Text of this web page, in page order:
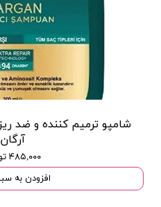
شامپو ترمیم کننده و ضد
آرگان
۴۸۵,۰۰۰ تومان
افزودن به